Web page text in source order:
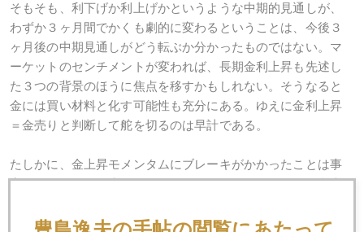
そもそも、利下げか利上げかというような中期的見通しが、
わずか３ヶ月間でかくも劇的に変わるということは、今後３
ヶ月後の中期見通しがどう転ぶか分かったものではない。マ
ーケットのセンチメントが変われば、長期金利上昇も先述し
た３つの背景のほうに焦点を移すかもしれない。そうなると
金には買い材料と化す可能性も充分にある。ゆえに金利上昇
＝金売りと判断して舵を切るのは早計である。
たしかに、金上昇モメンタムにブレーキがかかったことは事
実だが、これで停車するほどのインパクトでもない。金利上
いうような情勢ではないので、現在の金利要因はあくまで中